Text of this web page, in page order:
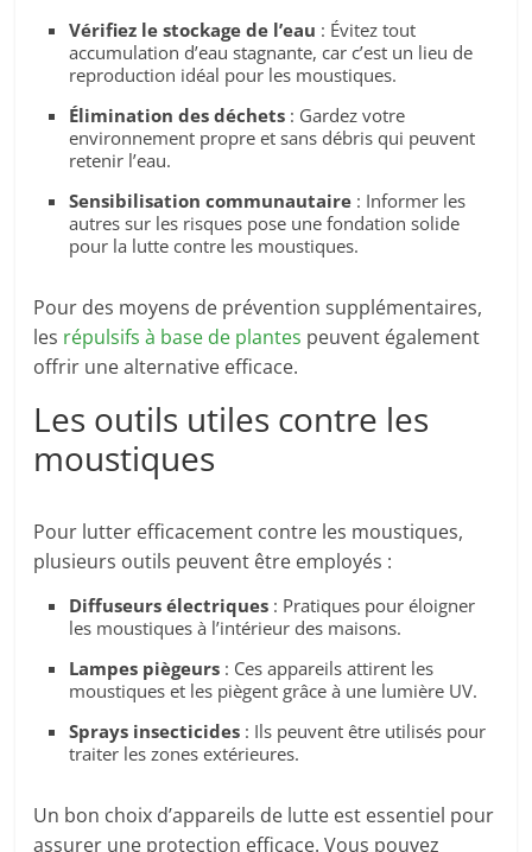
Vérifiez le stockage de l’eau : Évitez tout
accumulation d’eau stagnante, car c’est un lieu de
reproduction idéal pour les moustiques.
Élimination des déchets : Gardez votre
environnement propre et sans débris qui peuvent
retenir l’eau.
Sensibilisation communautaire : Informer les
autres sur les risques pose une fondation solide
pour la lutte contre les moustiques.
Pour des moyens de prévention supplémentaires,
les répulsifs à base de plantes peuvent également
offrir une alternative efficace.
Les outils utiles contre les
moustiques
Pour lutter efficacement contre les moustiques,
plusieurs outils peuvent être employés :
Diffuseurs électriques : Pratiques pour éloigner
les moustiques à l’intérieur des maisons.
Lampes piègeurs : Ces appareils attirent les
moustiques et les piègent grâce à une lumière UV.
Sprays insecticides : Ils peuvent être utilisés pour
traiter les zones extérieures.
Un bon choix d’appareils de lutte est essentiel pour
assurer une protection efficace. Vous pouvez